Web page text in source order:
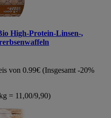
High-Protein-Linsen-,
von 0.99€ (Insgesamt -20%
= 11,00/9,90)